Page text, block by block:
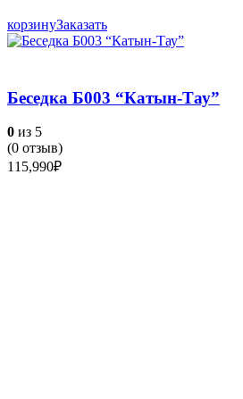
корзинуЗаказать
Беседка Б003 “Катын-Тау”
0 из 5
(0 отзыв)
115,990₽